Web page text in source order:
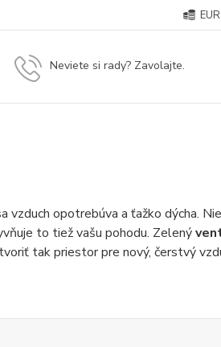
Neviete si rady? Zavolajte.
opotrebúva a ťažko dýcha.
to tiež vašu pohodu. Zelený
tak priestor pre nový, čerstvý